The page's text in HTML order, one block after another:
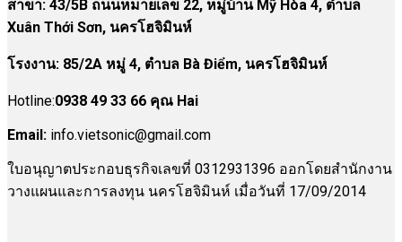
สาขา: 43/5B ถนนหมายเลข 22, หมู่บ้าน Mỹ Hòa 4, ตำบล
Xuân Thới Sơn, นครโฮจิมินห์
โรงงาน: 85/2A หมู่ 4, ตำบล Bà Điểm, นครโฮจิมินห์
Hotline:0938 49 33 66 คุณ Hai
Email: info.vietsonic@gmail.com
ใบอนุญาตประกอบธุรกิจเลขที่ 0312931396 ออกโดยสำนักงาน
วางแผนและการลงทุน นครโฮจิมินห์ เมื่อวันที่ 17/09/2014